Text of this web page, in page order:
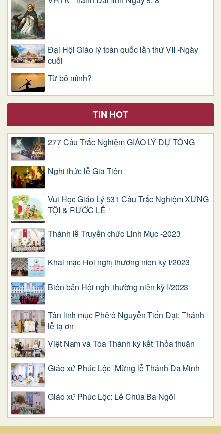
Đại Hội Giáo lý toàn quốc lần thứ VII -Ngày
cuối
Từ bỏ mình?
TIN HOT
277 Câu Trắc Nghiệm GIÁO LÝ DỰ TÒNG
Nghi thức lễ Gia Tiên
Vui Học Giáo Lý 531 Câu Trắc Nghiệm XƯNG
TỘI & RƯỚC LỄ 1
Thánh lễ Truyền chức Linh Mục -2023
Khai mạc Hội nghị thường niên kỳ I/2023
Biên bản Hội nghị thường niên kỳ I/2023
Tân linh mục Phêrô Nguyễn Tiến Đạt: Thánh
lễ tạ ơn
Việt Nam và Tòa Thánh ký kết Thỏa thuận
Giáo xứ Phúc Lộc -Mừng lễ Thánh Đa Minh
Giáo xứ Phúc Lộc: Lễ Chúa Ba Ngôi